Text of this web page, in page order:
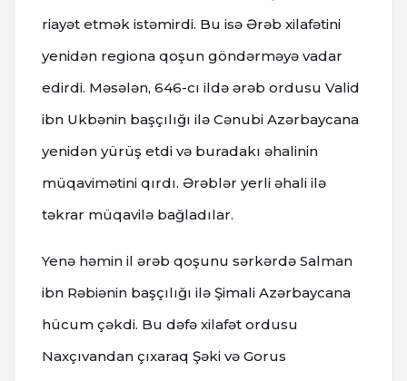
riayət etmək istəmirdi. Bu isə Ərəb xilafətini
yenidən regiona qoşun göndərməyə vadar
edirdi. Məsələn, 646-cı ildə ərəb ordusu Valid
ibn Ukbənin başçılığı ilə Cənubi Azərbaycana
yenidən yürüş etdi və buradakı əhalinin
müqavimətini qırdı. Ərəblər yerli əhali ilə
təkrar müqavilə bağladılar.
Yenə həmin il ərəb qoşunu sərkərdə Salman
ibn Rəbiənin başçılığı ilə Şimali Azərbaycana
hücum çəkdi. Bu dəfə xilafət ordusu
Naxçıvandan çıxaraq Şəki və Gorus